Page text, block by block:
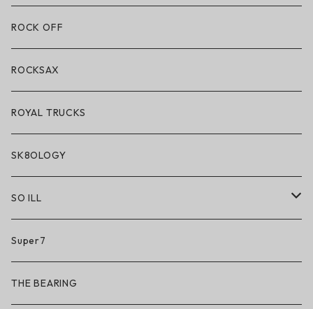
アパレル
アクセサリー・小物
ハードグッズ
ROCK OFF
ROCKSAX
ROYAL TRUCKS
SK8OLOGY
SO ILL
So iLL
So iLL × ON THE ROAM
Super7
THE BEARING